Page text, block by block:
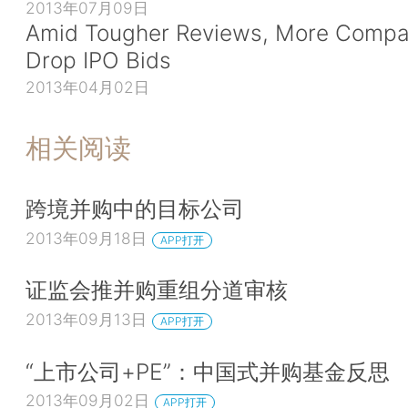
2013年07月09日
Amid Tougher Reviews, More
Drop IPO Bids
2013年04月02日
相关阅读
跨境并购中的目标公司
2013年09月18日 APP打开
证监会推并购重组分道审核
2013年09月13日 APP打开
“上市公司+PE”：中国式并购基金反思
2013年09月02日 APP打开